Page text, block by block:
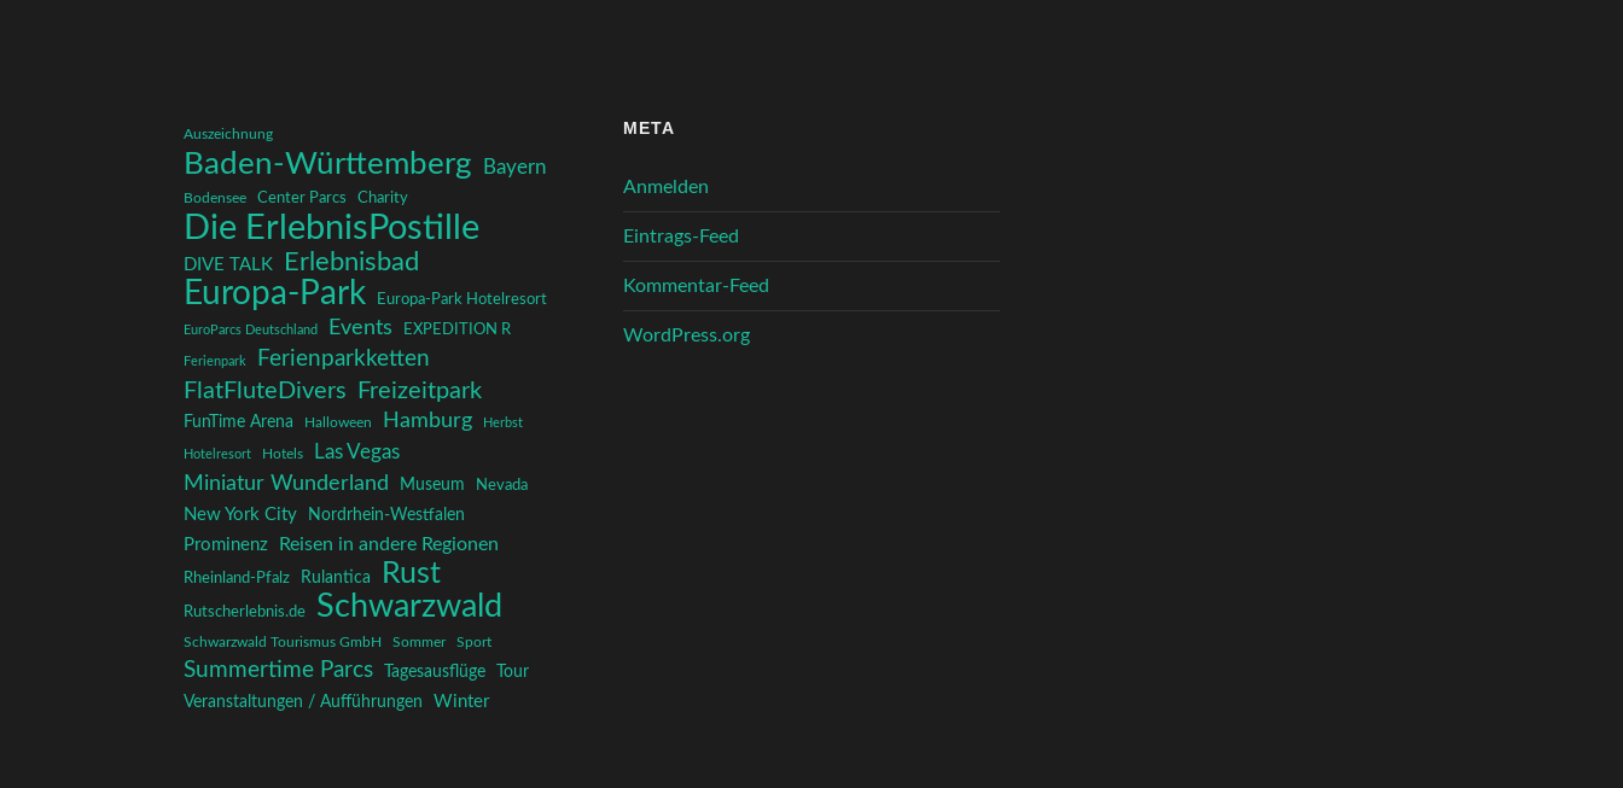
Auszeichnung
Baden-Württemberg Bayern
Bodensee Center Parcs Charity
Die ErlebnisPostille
DIVE TALK Erlebnisbad
Europa-Park Europa-Park Hotelresort
EuroParcs Deutschland Events EXPEDITION R
Ferienpark Ferienparkketten
FlatFluteDivers Freizeitpark
FunTime Arena Halloween Hamburg Herbst
Hotelresort Hotels
Las Vegas
Miniatur Wunderland
Museum Nevada
New York City Nordrhein-Westfalen
Prominenz Reisen in andere Regionen
Rheinland-Pfalz Rulantica Rust
Rutscherlebnis.de Schwarzwald
Schwarzwald Tourismus GmbH Sommer Sport
Summertime Parcs Tagesausflüge
Tour
Veranstaltungen / Aufführungen
Winter
META
Anmelden
Eintrags-Feed
Kommentar-Feed
WordPress.org